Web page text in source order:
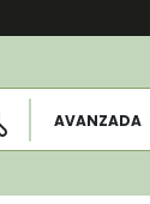
AVANZADA